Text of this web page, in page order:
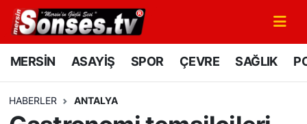
MERSİN ASAYİŞ SPOR ÇEVRE SAĞLIK
HABERLER ANTALYA
MERSİN
Mersin Nöbetçi Eczaneler